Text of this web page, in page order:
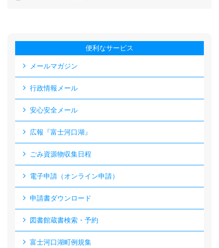
便利なサービス
メールマガジン
行政情報メール
安心安全メール
広報『富士河口湖』
ごみ資源物収集日程
電子申請（オンライン申請）
申請書ダウンロード
図書館蔵書検索・予約
富士河口湖町例規集